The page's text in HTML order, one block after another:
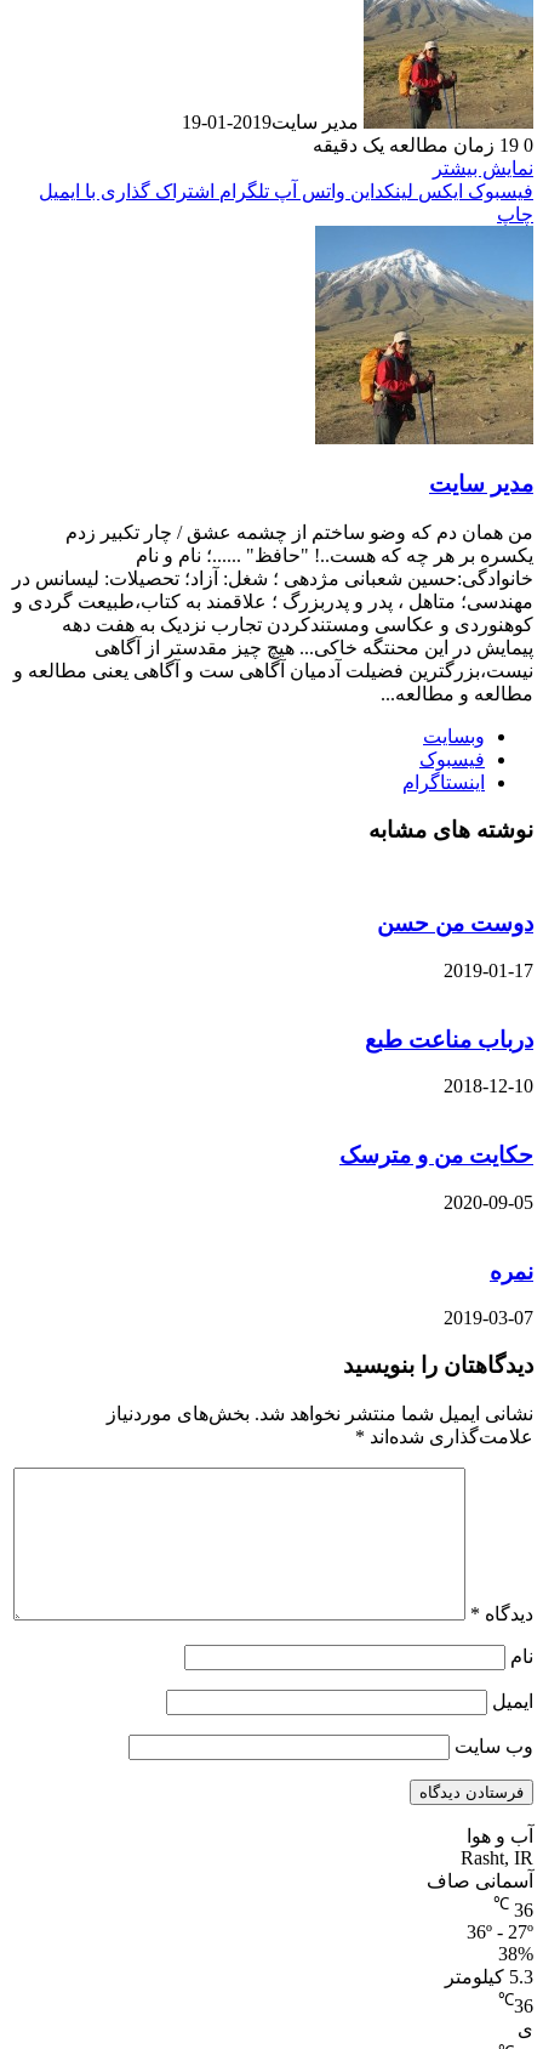
مدیر سایت2019-01-19
0
زمان مطالعه یک دقیقه
نمایش بیشتر
فیسبوک ایکس لینکداین واتس آپ تلگرام اشتراک گذاری با ایمیل
چاپ
مدیر سایت
من همان دم که وضو ساختم از چشمه عشق / چار تکبیر زدم
یکسره بر هر چه که هست..! "حافظ" ......؛ نام و نام
خانوادگی:حسین شعبانی مژدهی ؛ شغل: آزاد؛ تحصیلات: لیسانس در
مهندسی؛ متاهل ، پدر و پدربزرگ ؛ علاقمند به کتاب،طبیعت گردی و
کوهنوردی و عکاسی ومستندکردن تجارب نزدیک به هفت دهه
پیمایش در این محنتگه خاکی... هیچ چیز مقدستر از آگاهی
نیست،بزرگترین فضیلت آدمیان آگاهی ست و آگاهی یعنی مطالعه و
مطالعه و مطالعه...
وبسایت
فیسبوک
اینستاگرام
نوشته های مشابه
دوست من حسن
2019-01-17
درباب مناعت طبع
2018-12-10
حکایت من و مترسک
2020-09-05
نمره
2019-03-07
دیدگاهتان را بنویسید
نشانی ایمیل شما منتشر نخواهد شد. بخش‌های موردنیاز
علامت‌گذاری شده‌اند *
دیدگاه *
نام
ایمیل
وب‌ سایت
آب و هوا
Rasht, IR
آسمانی صاف
36
℃
36º - 27º
38%
5.3 کیلومتر
36
℃
ی